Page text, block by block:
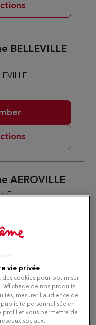
BELLEVILLE
AEROVILLE
PARIS
vie privée
des cookies pour optimiser
de nos produits
mesurer l'audience de
personnalisée en
et vous permettre de
sociaux.